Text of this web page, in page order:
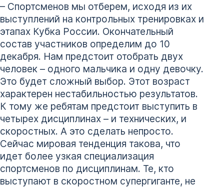
­– Спортсменов мы отберем, исходя из их
выступлений на контрольных тренировках и
этапах Кубка России. Окончательный
состав участников определим до 10
декабря. Нам предстоит отобрать двух
человек – одного мальчика и одну девочку.
Это будет сложный выбор. Этот возраст
характерен нестабильностью результатов.
К тому же ребятам предстоит выступить в
четырех дисциплинах – и технических, и
скоростных. А это сделать непросто.
Сейчас мировая тенденция такова, что
идет более узкая специализация
спортсменов по дисциплинам. Те, кто
выступают в скоростном супергиганте, не